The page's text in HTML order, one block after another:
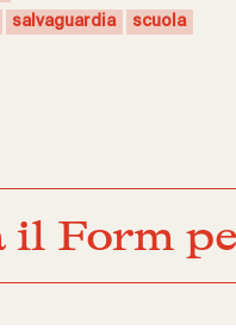
salvaguardia
scuola
il Form